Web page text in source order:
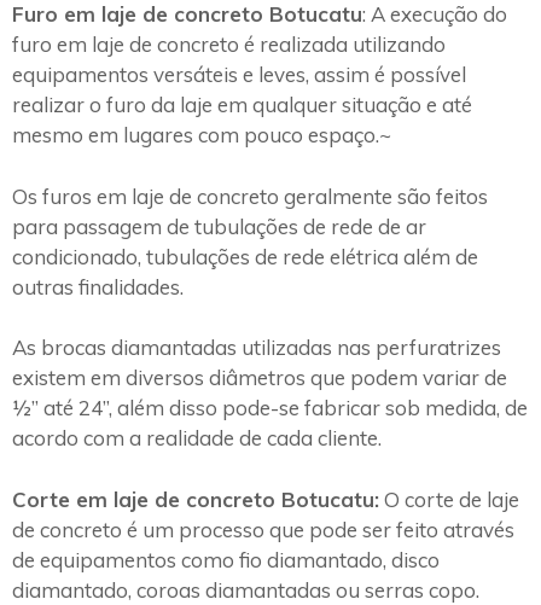
Furo em laje de concreto Botucatu: A execução do
furo em laje de concreto é realizada utilizando
equipamentos versáteis e leves, assim é possível
realizar o furo da laje em qualquer situação e até
mesmo em lugares com pouco espaço.~
Os furos em laje de concreto geralmente são feitos
para passagem de tubulações de rede de ar
condicionado, tubulações de rede elétrica além de
outras finalidades.
As brocas diamantadas utilizadas nas perfuratrizes
existem em diversos diâmetros que podem variar de
½” até 24”, além disso pode-se fabricar sob medida, de
acordo com a realidade de cada cliente.
Corte em laje de concreto Botucatu: O corte de laje
de concreto é um processo que pode ser feito através
de equipamentos como fio diamantado, disco
diamantado, coroas diamantadas ou serras copo.